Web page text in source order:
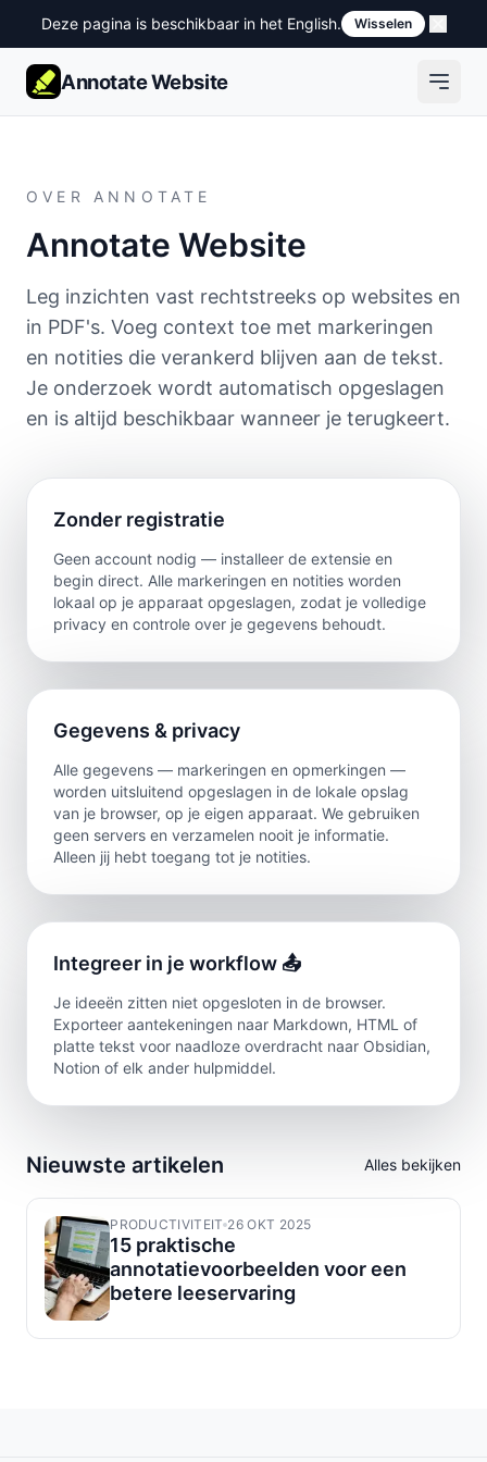
Deze pagina is beschikbaar in het English. Wisselen
Annotate Website
OVER ANNOTATE
Annotate Website
Leg inzichten vast rechtstreeks op websites en
in PDF's. Voeg context toe met markeringen
en notities die verankerd blijven aan de tekst.
Je onderzoek wordt automatisch opgeslagen
en is altijd beschikbaar wanneer je terugkeert.
Zonder registratie
Geen account nodig — installeer de extensie en
begin direct. Alle markeringen en notities worden
lokaal op je apparaat opgeslagen, zodat je volledige
privacy en controle over je gegevens behoudt.
Gegevens & privacy
Alle gegevens — markeringen en opmerkingen —
worden uitsluitend opgeslagen in de lokale opslag
van je browser, op je eigen apparaat. We gebruiken
geen servers en verzamelen nooit je informatie.
Alleen jij hebt toegang tot je notities.
Integreer in je workflow 📤
Je ideeën zitten niet opgesloten in de browser.
Exporteer aantekeningen naar Markdown, HTML of
platte tekst voor naadloze overdracht naar Obsidian,
Notion of elk ander hulpmiddel.
Nieuwste artikelen Alles bekijken
PRODUCTIVITEIT 26 OKT 2025
15 praktische
annotatievoorbeelden voor een
betere leeservaring